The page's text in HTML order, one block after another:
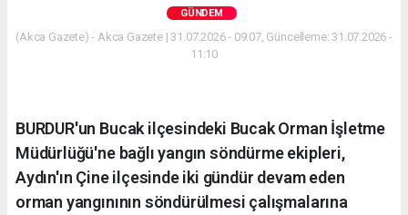
GÜNDEM
(Akca Gazete) - Akca Gazete | 31.07.2026 - 09:07, Güncelleme: 31.07.2026 -
11:10
BURDUR'un Bucak ilçesindeki Bucak Orman İşletme
Müdürlüğü'ne bağlı yangın söndürme ekipleri,
Aydın'ın Çine ilçesinde iki gündür devam eden
orman yangınının söndürülmesi çalışmalarına